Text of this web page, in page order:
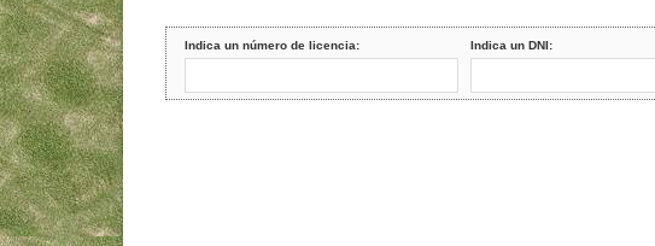
Indica un número de licencia: Indica un DNI: